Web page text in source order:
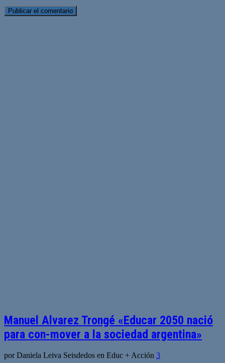
Manuel Alvarez Trongé «Educar 2050 nació
para con-mover a la sociedad argentina»
por Daniela Leiva Seisdedos en Educ + Acción 3